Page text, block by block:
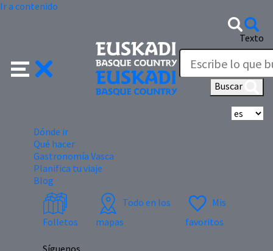
Ir a contenido
Texto
Buscar
Dónde ir
Qué hacer
Gastronomía Vasca
Planifica tu viaje
Blog
Folletos
Todo en los
mapas
Mis
favoritos